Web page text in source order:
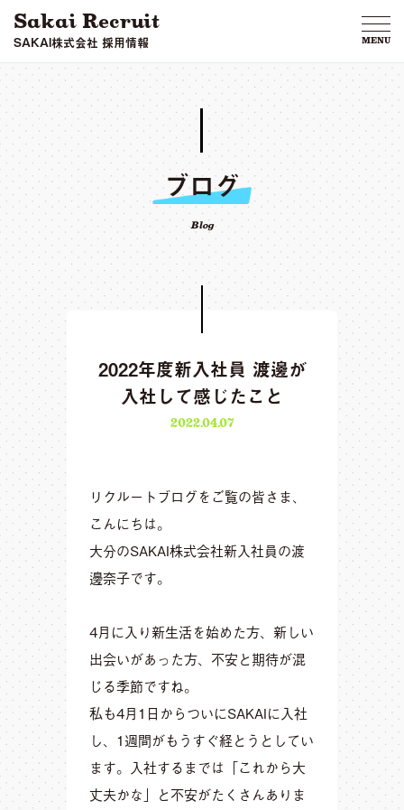
Sakai Recruit
SAKAI株式会社 採用情報 MENU
ブログ
Blog
2022年度新入社員 渡邊が
入社して感じたこと
2022.04.07
リクルートブログをご覧の皆さま、
こんにちは。
大分のSAKAI株式会社新入社員の渡
邊奈子です。
4月に入り新生活を始めた方、新しい
出会いがあった方、不安と期待が混
じる季節ですね。
私も4月1日からついにSAKAIに入社
し、1週間がもうすぐ経とうとしてい
ます。入社するまでは「これから大
丈夫かな」と不安がたくさんありま